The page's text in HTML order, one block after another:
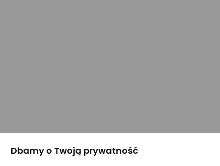
Dbamy o Twoją prywatność